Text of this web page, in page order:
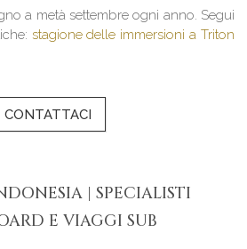
a metà settembre ogni anno. Segui
stagione delle immersioni a Triton
CONTATTACI
| SPECIALISTI
E VIAGGI SUB